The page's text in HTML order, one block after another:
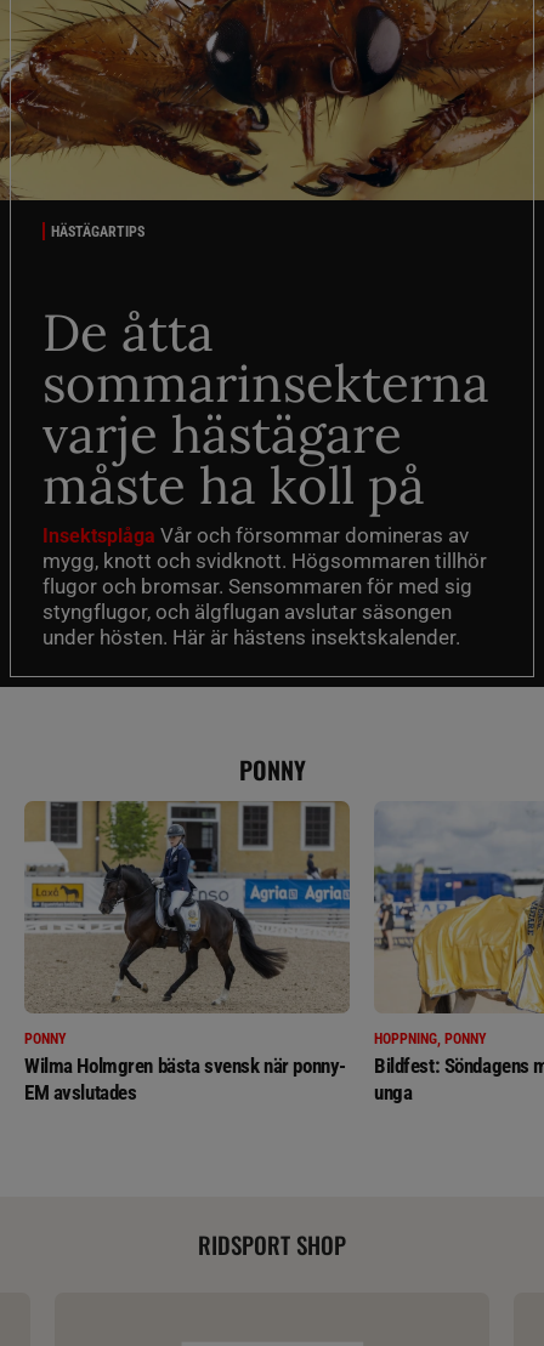
HÄSTÄGARTIPS
De åtta
sommarinsekterna
varje hästägare
måste ha koll på
Insektsplåga Vår och försommar domineras av
mygg, knott och svidknott. Högsommaren tillhör
flugor och bromsar. Sensommaren för med sig
styngflugor, och älgflugan avslutar säsongen
under hösten. Här är hästens insektskalender.
PONNY
PONNY
Wilma Holmgren bästa svensk när ponny-
EM avslutades
HOPPNING, PONNY
Bildfest: Söndagens
unga
RIDSPORT SHOP